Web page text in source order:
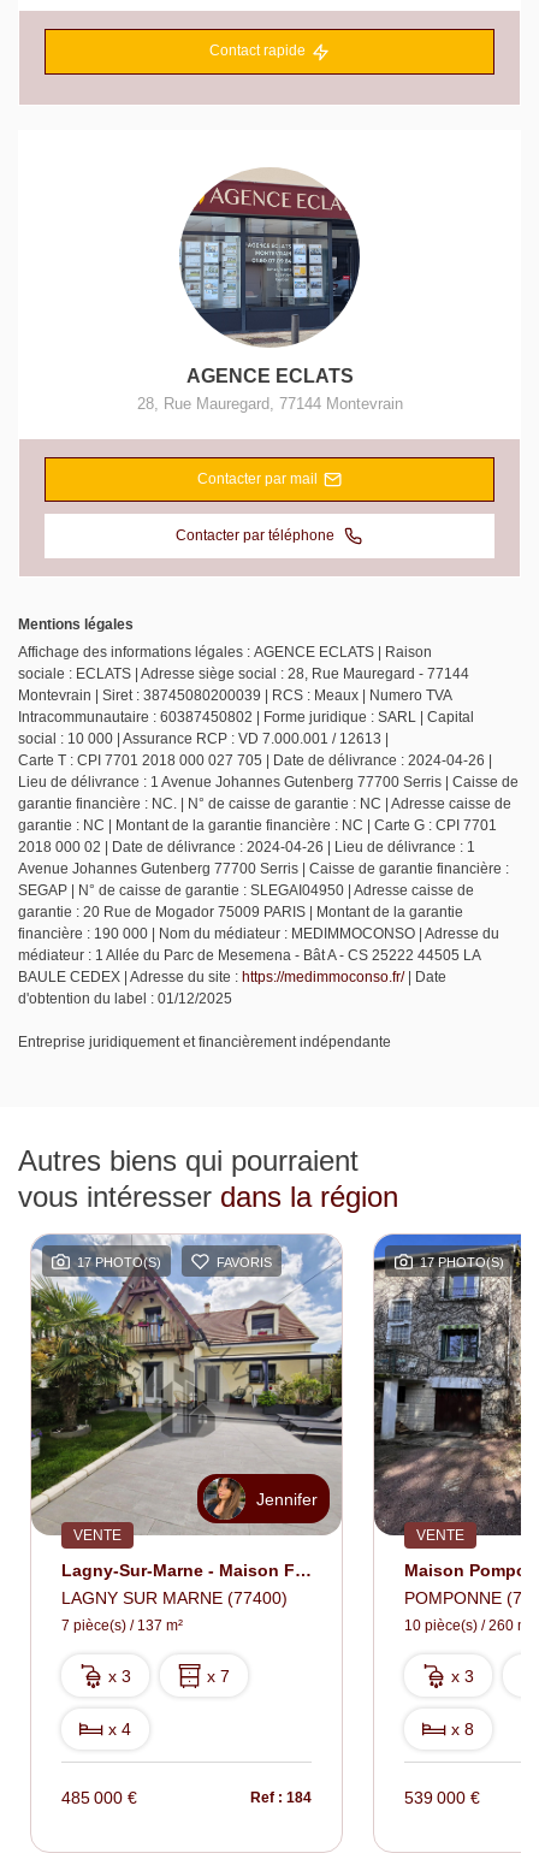
Contact rapide
AGENCE ECLATS
28, Rue Mauregard 77144 Montevrain
Contacter par mail
Contacter par téléphone
Mentions légales
Affichage des informations légales : AGENCE ECLATS | Raison
sociale : ECLATS | Adresse siège social : 28, Rue Mauregard - 77144
Montevrain | Siret : 38745080200039 | RCS : Meaux | Numero TVA
Intracommunautaire : 60387450802 | Forme juridique : SARL | Capital
social : 10 000 | Assurance RCP : VD 7.000.001 / 12613 |
Carte T : CPI 7701 2018 000 027 705 | Date de délivrance : 2024-04-26 |
Lieu de délivrance : 1 Avenue Johannes Gutenberg 77700 Serris | Caisse de
garantie financière : NC. | N° de caisse de garantie : NC | Adresse caisse de
garantie : NC | Montant de la garantie financière : NC | Carte G : CPI 7701
2018 000 02 | Date de délivrance : 2024-04-26 | Lieu de délivrance : 1
Avenue Johannes Gutenberg 77700 Serris | Caisse de garantie financière :
SEGAP | N° de caisse de garantie : SLEGAI04950 | Adresse caisse de
garantie : 20 Rue de Mogador 75009 PARIS | Montant de la garantie
financière : 190 000 | Nom du médiateur : MEDIMMOCONSO | Adresse du
médiateur : 1 Allée du Parc de Mesemena - Bât A - CS 25222 44505 LA
BAULE CEDEX | Adresse du site : https://medimmoconso.fr/| Date
d'obtention du label : 01/12/2025
Entreprise juridiquement et financièrement indépendante
Autres biens qui pourraient
vous intéresser dans la région
17 PHOTO(S) FAVORIS
Jennifer
VENTE
Lagny-Sur-Marne - Maison Familiale Rénovée Avec Prestations De Qualité !
LAGNY SUR MARNE (77400)
7 pièce(s) / 137 m²
x 3 x 7
x 4
485 000 € Ref : 184
17 PHOTO(S)
VENTE
POMPONNE
10 pièce(s) / 260 m²
x 3
x 8
539 000 €